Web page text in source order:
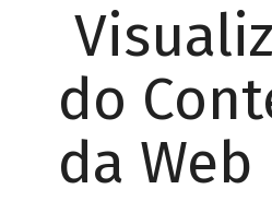
do
da Web